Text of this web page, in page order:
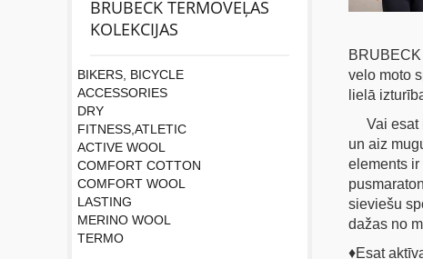
velo moto
lielā
Vai esat
un aiz
elements ir
sieviešu
dažas no
♦Еsat
BRUBECK TERMOVEĻAS
KOLEKCIJAS
BIKERS, BICYCLE
ACCESSORIES
DRY
FITNESS,ATLETIC
ACTIVE WOOL
COMFORT COTTON
COMFORT WOOL
LASTING
MERINO WOOL
TERMO